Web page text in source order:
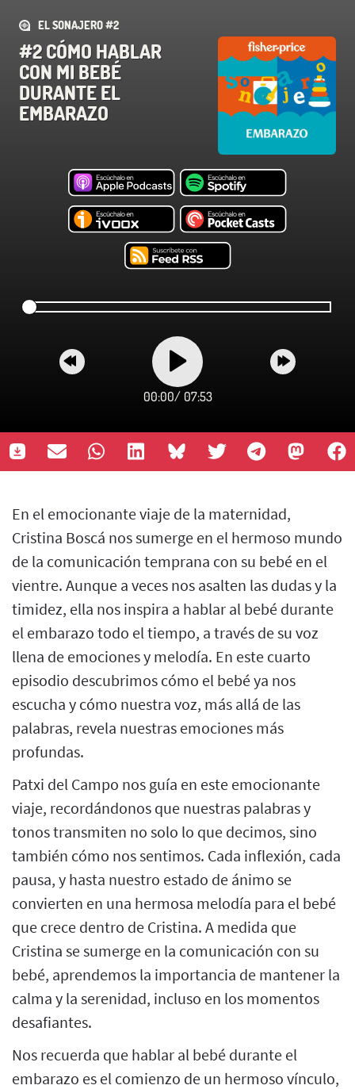
EL SONAJERO #2
#2 CÓMO HABLAR
CON MI BEBÉ
DURANTE EL
EMBARAZO
00:00/ 07:53
En el emocionante viaje de la maternidad,
Cristina Boscá nos sumerge en el hermoso mundo
de la comunicación temprana con su bebé en el
vientre. Aunque a veces nos asalten las dudas y la
timidez, ella nos inspira a hablar al bebé durante
el embarazo todo el tiempo, a través de su voz
llena de emociones y melodía. En este cuarto
episodio descubrimos cómo el bebé ya nos
escucha y cómo nuestra voz, más allá de las
palabras, revela nuestras emociones más
profundas.
Patxi del Campo nos guía en este emocionante
viaje, recordándonos que nuestras palabras y
tonos transmiten no solo lo que decimos, sino
también cómo nos sentimos. Cada inflexión, cada
pausa, y hasta nuestro estado de ánimo se
convierten en una hermosa melodía para el bebé
que crece dentro de Cristina. A medida que
Cristina se sumerge en la comunicación con su
bebé, aprendemos la importancia de mantener la
calma y la serenidad, incluso en los momentos
desafiantes.
Nos recuerda que hablar al bebé durante el
embarazo es el comienzo de un hermoso vínculo,